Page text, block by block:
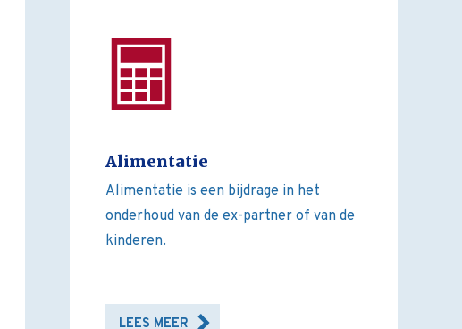
Alimentatie
Alimentatie is een bijdrage in het
onderhoud van de ex-partner of van de
kinderen.
LEES MEER